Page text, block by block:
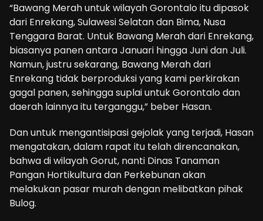
“Bawang Merah untuk wilayah Gorontalo itu dipasok
dari Enrekang, Sulawesi Selatan dan Bima, Nusa
Tenggara Barat. Untuk Bawang Merah dari Enrekang,
biasanya panen antara Januari hingga Juni dan Juli.
Namun, justru sekarang, Bawang Merah dari
Enrekang tidak berproduksi yang kami perkirakan
gagal panen, sehingga suplai untuk Gorontalo dan
daerah lainnya itu terganggu,” beber Hasan.
Dan untuk mengantisipasi gejolak yang terjadi, Hasan
mengatakan, dalam rapat itu telah direncanakan,
bahwa di wilayah Gorut, nanti Dinas Tanaman
Pangan Hortikultura dan Perkebunan akan
melakukan pasar murah dengan melibatkan pihak
Bulog.